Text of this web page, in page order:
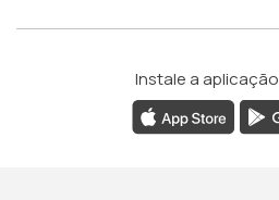
Instale a aplicação